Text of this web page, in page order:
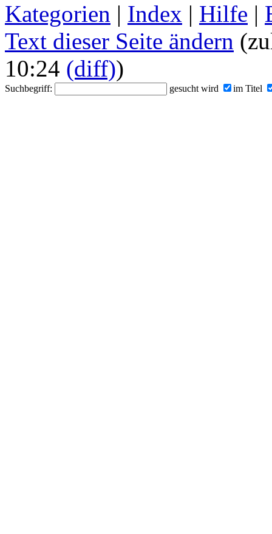
Kategorien | Index | Hilfe |
Text dieser Seite ändern
10:24 (diff))
Suchbegriff: gesucht wird im Titel